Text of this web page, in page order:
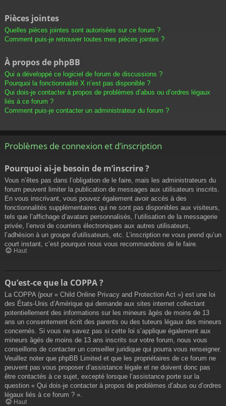
Pièces jointes
Quelles pièces jointes sont autorisées sur ce forum ?
Comment puis-je retrouver toutes mes pièces jointes ?
À propos de phpBB
Qui a développé ce logiciel de forum de discussions ?
Pourquoi la fonctionnalité X n’est pas disponible ?
Qui dois-je contacter à propos de problèmes d’abus ou d’ordres légaux
liés à ce forum ?
Comment puis-je contacter un administrateur du forum ?
Problèmes de connexion et d’inscription
Pourquoi ai-je besoin de m’inscrire ?
Vous n’êtes pas dans l’obligation de le faire, mais les administrateurs du
forum peuvent limiter la publication de messages aux utilisateurs inscrits.
En vous inscrivant, vous pouvez également avoir accès à des
fonctionnalités supplémentaires qui ne sont pas disponibles aux visiteurs,
tels que l’affichage d’avatars personnalisés, l’utilisation de la messagerie
privée, l’envoi de courriers électroniques aux autres utilisateurs,
l’adhésion à un groupe d’utilisateurs, etc. L’inscription ne vous prend qu’un
court instant, c’est pourquoi nous vous recommandons de le faire.
Haut
Qu’est-ce que la COPPA ?
La COPPA (pour « Child Online Privacy and Protection Act ») est une loi
des États-Unis d’Amérique qui demande aux sites internet collectant
potentiellement des informations sur les mineurs âgés de moins de 13
ans un consentement écrit des parents ou des tuteurs légaux des mineurs
concernés. Si vous ne savez pas si cette loi s’applique également aux
mineurs âgés de moins de 13 ans inscrits sur votre forum, nous vous
conseillons de contacter un conseiller juridique qui pourra vous renseigner.
Veuillez noter que phpBB Limited et que les propriétaires de ce forum ne
peuvent pas vous proposer d’assistance légale et ne doivent donc pas
être contactés à ce sujet, excepté lorsque l’assistance porte sur la
question « Qui dois-je contacter à propos de problèmes d’abus ou d’ordres
légaux liés à ce forum ? ».
Haut